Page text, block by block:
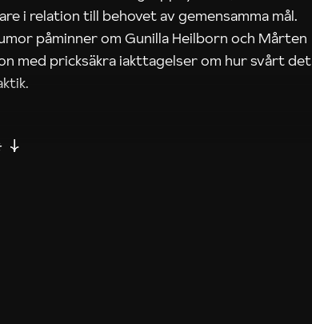
i relation till behovet av gemensamma mål.
påminner om Gunilla Heilborn och Mårten
med pricksäkra iakttagelser om hur svårt det